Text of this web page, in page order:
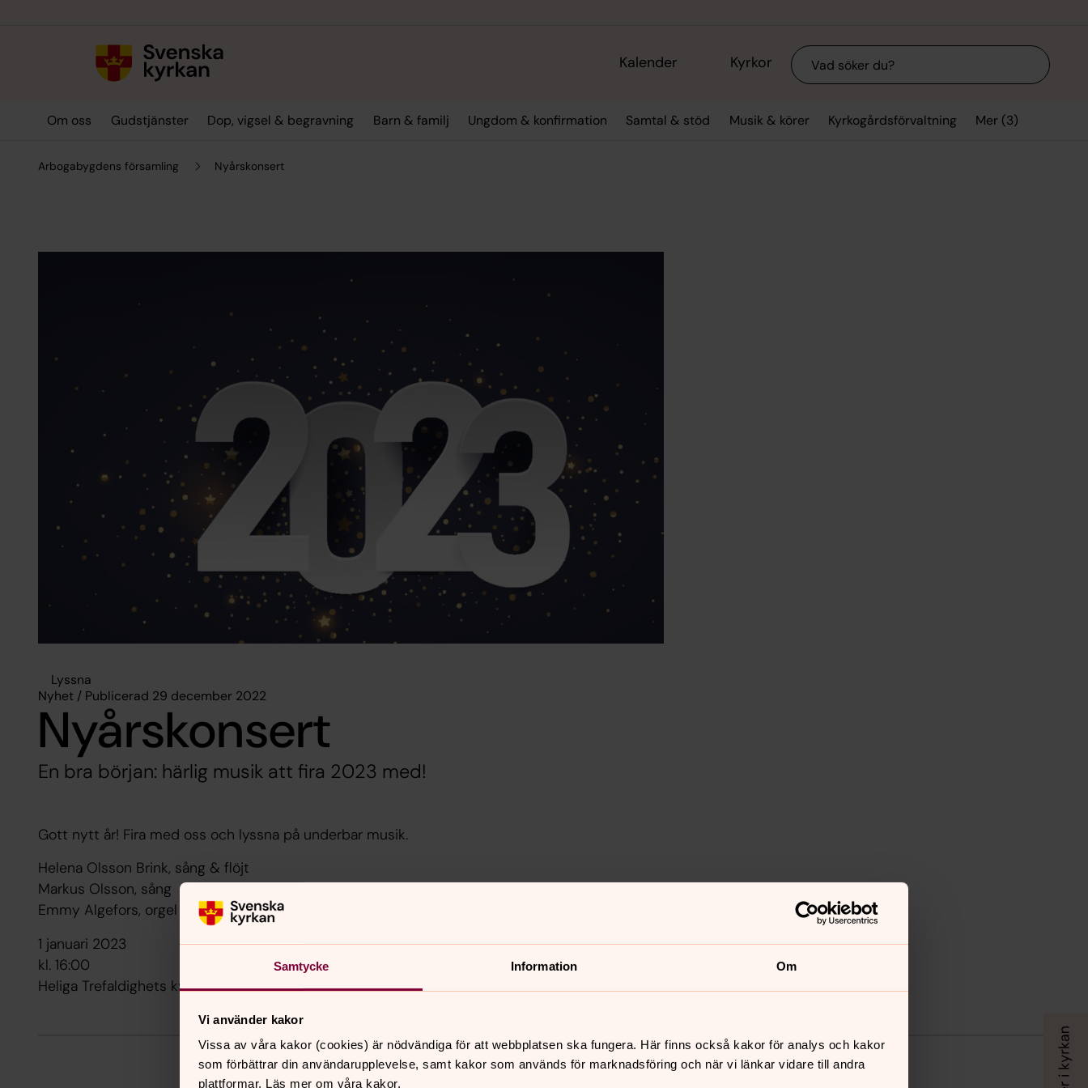
Samtycke Information Om
Vi använder kakor
Vissa av våra kakor (cookies) är nödvändiga för att webbplatsen ska fungera. Här finns också kakor för analys och kakor
som förbättrar din användarupplevelse, samt kakor som används för marknadsföring och när vi länkar vidare till andra
plattformar. Läs mer om våra kakor.
Kalender Kyrkor Sök
Om oss Gudstjänster Dop, vigsel & begravning Barn & familj Ungdom & konfirmation Samtal & stöd Musik & körer Kyrkogårdsförvaltning Mer (3)
Arbogabygdens församling Nyårskonsert
Lyssna
Nyhet / Publicerad 29 december 2022
Nyårskonsert
En bra början: härlig musik att fira 2023 med!
Gott nytt år! Fira med oss och lyssna på underbar musik.
Helena Olsson Brink, sång & flöjt
Markus Olsson, sång
Emmy Algefors, orgel & piano
1 januari 2023
kl. 16:00
Heliga Trefaldighets kyrka